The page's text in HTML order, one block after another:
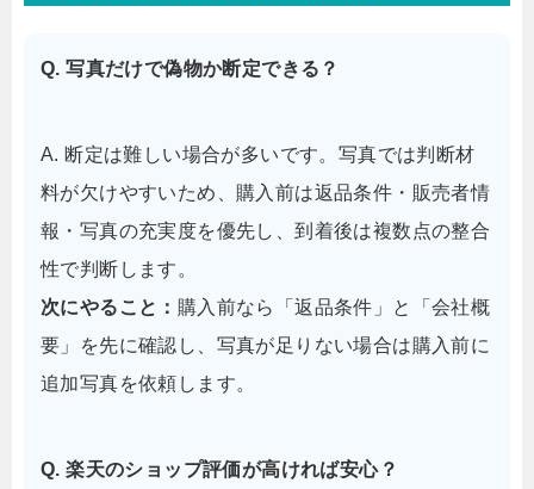
Q. 写真だけで偽物か断定できる？
A. 断定は難しい場合が多いです。写真では判断材
料が欠けやすいため、購入前は返品条件・販売者情
報・写真の充実度を優先し、到着後は複数点の整合
性で判断します。
次にやること： 購入前なら「返品条件」と「会社概
要」を先に確認し、写真が足りない場合は購入前に
追加写真を依頼します。
Q. 楽天のショップ評価が高ければ安心？